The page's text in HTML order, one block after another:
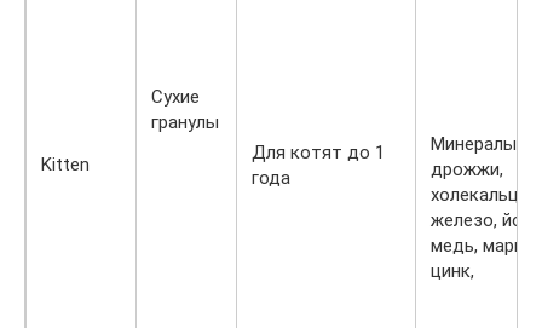
Минералы,
дрожжи,
железо, йод,
медь,
цинк,
Kitten
Для котят до 1
года
Сухие
гранулы